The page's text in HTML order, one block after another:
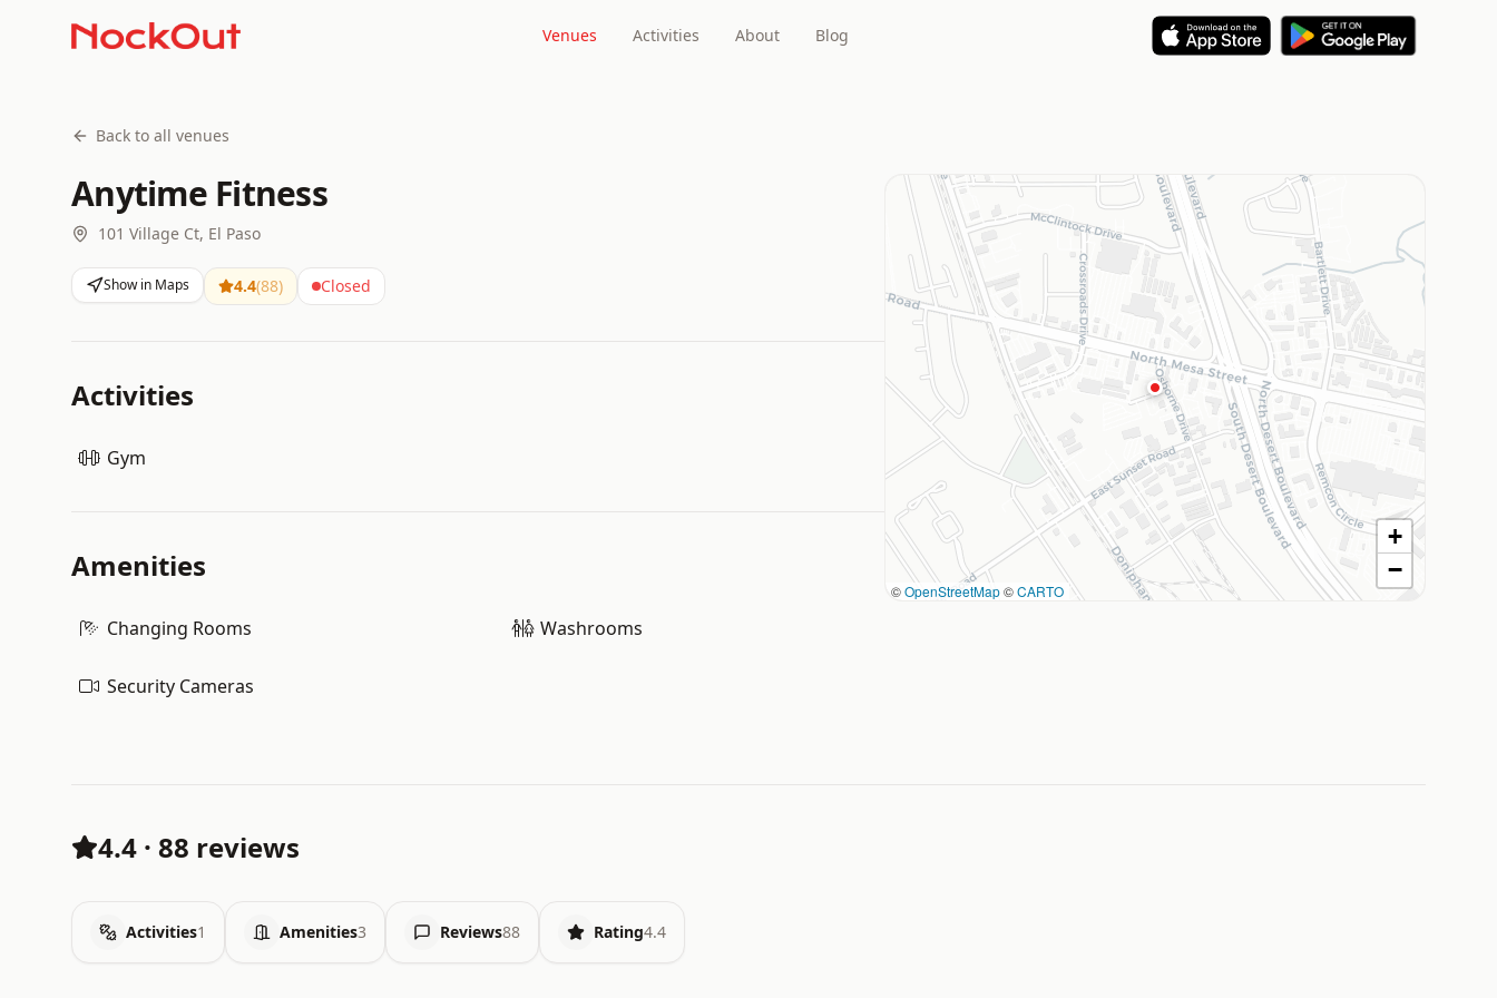
Venues Activities About Blog
Back to all venues
Anytime Fitness
101 Village Ct, El Paso
Show in Maps 4.4(88) Closed
Activities
Gym
Amenities
Changing Rooms Washrooms
Security Cameras
©OpenStreetMap©CARTO
+
−
4.4 · 88 reviews
Activities1 Amenities3 Reviews88 Rating4.4